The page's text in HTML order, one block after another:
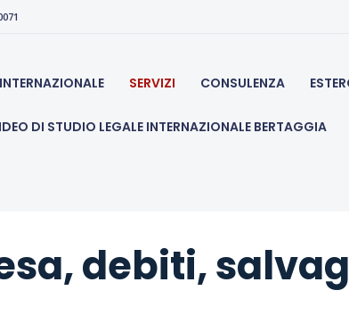
SERVIZI CONSULENZA
DI STUDIO LEGALE INTERNAZIONALE BERTAGGIA
SIAMO
debiti,